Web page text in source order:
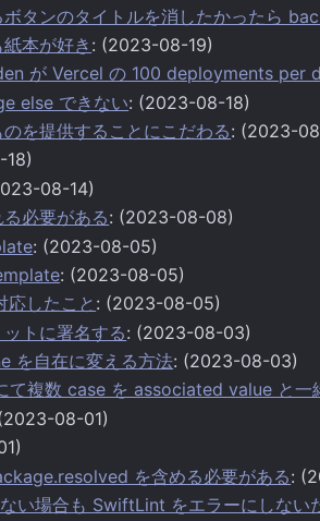
タンのタイトルを消したかったら
本が好き: (2023-08-19)
が Vercel の 100 deployments per
else できない: (2023-08-18)
を提供することにこだわる: (2023-
08-14)
必要がある: (2023-08-08)
: (2023-08-05)
: (2023-08-05)
応したこと : (2023-08-05)
トに署名する: (2023-08-03)
を自在に変える方法: (2023-08-03)
複数 case を associated value と一
08-01)
を含める必要がある:
い場合も SwiftLint をエラーにしない